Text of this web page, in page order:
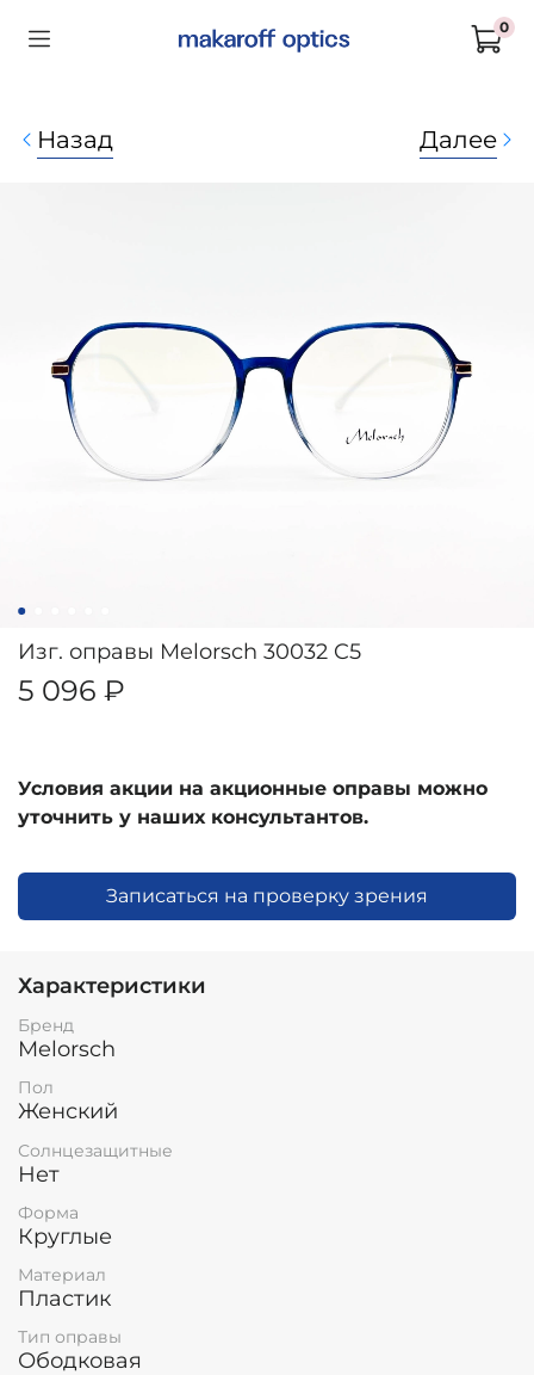
0
Назад Далее
Изг. оправы Melorsch 30032 C5
5 096 ₽
Условия акции на акционные оправы можно
уточнить у наших консультантов.
Записаться на проверку зрения
Характеристики
Бренд
Melorsch
Пол
Женский
Солнцезащитные
Нет
Форма
Круглые
Материал
Пластик
Тип оправы
Ободковая